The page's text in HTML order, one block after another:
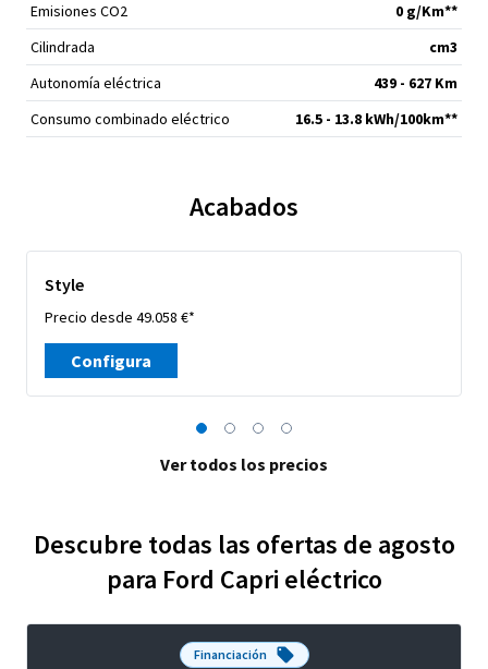
Emisiones CO2
0 g/Km**
Cilindrada
cm3
Autonomía eléctrica
439 - 627 Km
Consumo combinado eléctrico
16.5 - 13.8 kWh/100km**
Acabados
Style
Precio desde 49.058 €*
Configura
Ver todos los precios
Descubre todas las ofertas de agosto
para Ford Capri eléctrico
Financiación